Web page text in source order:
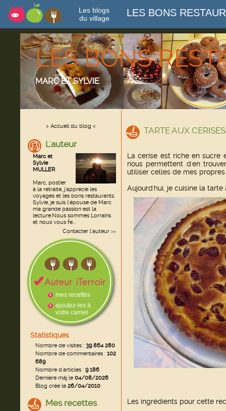
Les blogs
du village
LES BONS
LES BONS
MARC ET SYLVIE
> Accueil du blog <
L'auteur
Marc et
Sylvie
MULLER
Marc, postier
à la retraite, j'apprécie les
voyages et les bons restaurants.
Sylvie, je suis l'épouse de Marc
ma grande passion est la
lecture.Nous sommes Lorrains
et nous vous fe...
Contacter l'auteur >>
mes recettes
ajoutez-les à
votre carnet
Statistiques
Nombre de visites : 39 864 280
Nombre de commentaires : 102
689
Nombre d'articles : 9 186
Dernière màj le04/08/2026
Blog créé le26/04/2010
Mes recettes
TARTE AUX CERISES
La cerise est riche en sucre
nous permettent d'en
utiliser celles de mes propres
Aujourd'hui, je cuisine la tarte
Les ingrédients pour cette